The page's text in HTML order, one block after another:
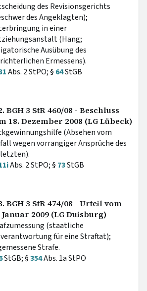
des Revisionsgerichts
des Angeklagten);
in einer
(Hang;
Ausübung des
Ermessens).
Abs. 2 StPO; § 64StGB
BGH 3 StR 460/08 - Beschluss
18. Dezember 2008 (LG Lübeck)
(Absehen vom
wegen vorrangiger Ansprüche des
Abs. 2 StPO; § 73StGB
BGH 3 StR 474/08 - Urteil vom
Januar 2009 (LG Duisburg)
(staatliche
für eine Straftat);
Strafe.
StGB; §354Abs. 1a StPO